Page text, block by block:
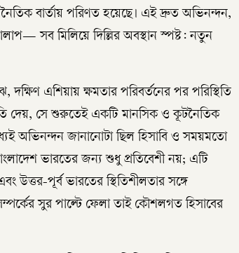
বার্তায় পরিণত হয়েছে। এই দ্রুত অভিনন্দন,
সব মিলিয়ে দিল্লির অবস্থান স্পষ্ট: নতুন
দক্ষিণ এশিয়ায় ক্ষমতার পরিবর্তনের পর পরিস্থিতি
দেয়, সে শুরুতেই একটি মানসিক ও কূটনৈতিক
অভিনন্দন জানানোটা ছিল হিসাবি ও সময়মতো
ভারতের জন্য শুধু প্রতিবেশী নয়; এটি
উত্তর-পূর্ব ভারতের স্থিতিশীলতার সঙ্গে
সুর পাল্টে ফেলা তাই কৌশলগত হিসাবের